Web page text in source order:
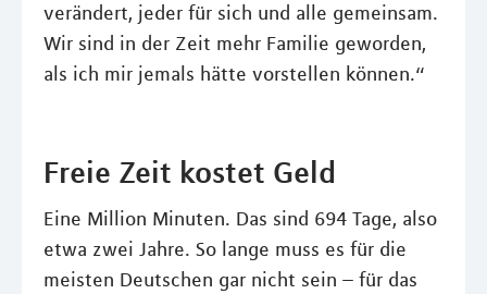
verändert, jeder für sich und alle gemeinsam.
Wir sind in der Zeit mehr Familie geworden,
als ich mir jemals hätte vorstellen können.“
Freie Zeit kostet Geld
Eine Million Minuten. Das sind 694 Tage, also
etwa zwei Jahre. So lange muss es für die
meisten Deutschen gar nicht sein – für das